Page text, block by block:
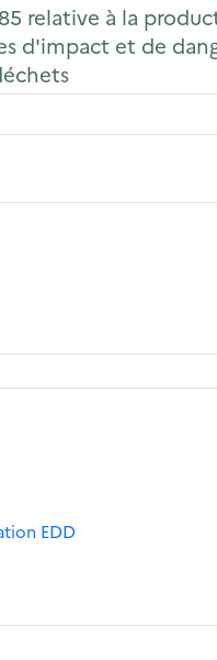
relative à la
d'impact et de
EDD